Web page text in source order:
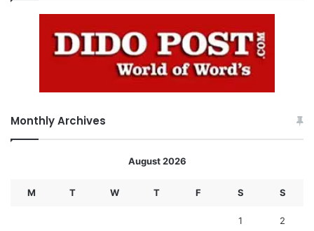
Monthly Archives
August 2026
M T W T F S S
1 2